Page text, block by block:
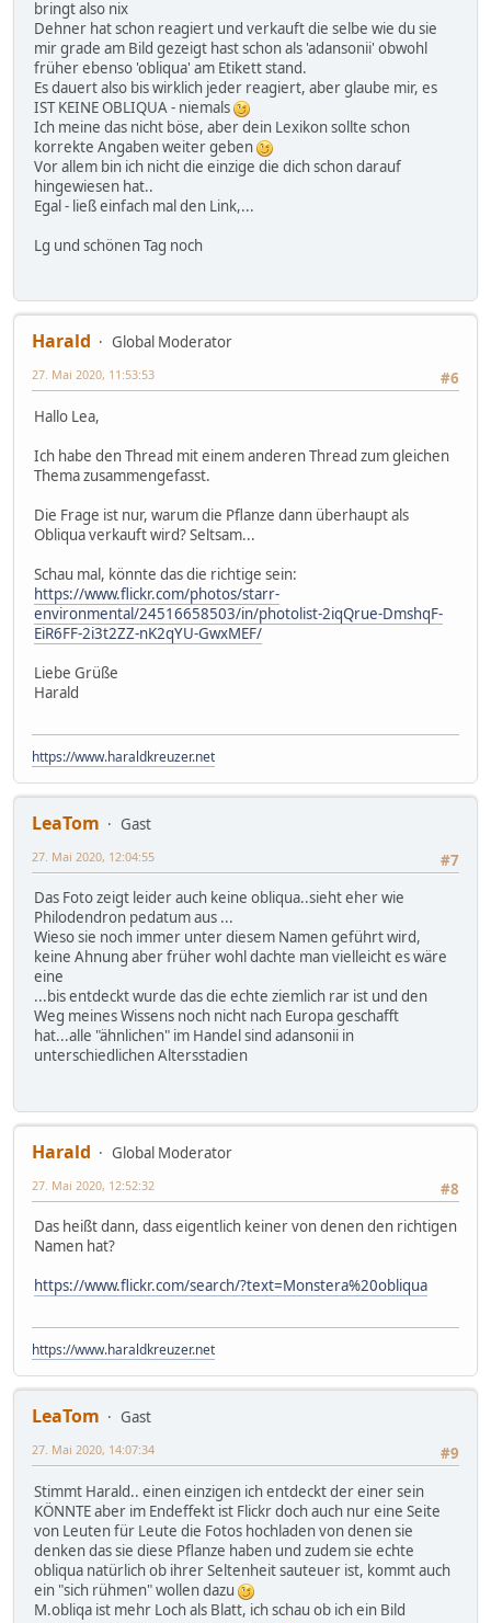
bringt also nix
Dehner hat schon reagiert und verkauft die selbe wie du sie
mir grade am Bild gezeigt hast schon als 'adansonii' obwohl
früher ebenso 'obliqua' am Etikett stand.
Es dauert also bis wirklich jeder reagiert, aber glaube mir, es
IST KEINE OBLIQUA - niemals
Ich meine das nicht böse, aber dein Lexikon sollte schon
korrekte Angaben weiter geben
Vor allem bin ich nicht die einzige die dich schon darauf
hingewiesen hat..
Egal - ließ einfach mal den Link,...
Lg und schönen Tag noch
Harald
Global Moderator
#6
27. Mai 2020, 11:53:53
Hallo Lea,
Ich habe den Thread mit einem anderen Thread zum gleichen
Thema zusammengefasst.
Die Frage ist nur, warum die Pflanze dann überhaupt als
Obliqua verkauft wird? Seltsam...
Schau mal, könnte das die richtige sein:
https://www.flickr.com/photos/starr-
environmental/24516658503/in/photolist-2iqQrue-DmshqF-
EiR6FF-2i3t2ZZ-nK2qYU-GwxMEF/
Liebe Grüße
Harald
https://www.haraldkreuzer.net
LeaTom
Gast
#7
27. Mai 2020, 12:04:55
Das Foto zeigt leider auch keine obliqua..sieht eher wie
Philodendron pedatum aus ...
Wieso sie noch immer unter diesem Namen geführt wird,
keine Ahnung aber früher wohl dachte man vielleicht es wäre
eine
...bis entdeckt wurde das die echte ziemlich rar ist und den
Weg meines Wissens noch nicht nach Europa geschafft
hat...alle "ähnlichen" im Handel sind adansonii in
unterschiedlichen Altersstadien
Harald
Global Moderator
#8
27. Mai 2020, 12:52:32
Das heißt dann, dass eigentlich keiner von denen den richtigen
Namen hat?
https://www.flickr.com/search/?text=Monstera%20obliqua
https://www.haraldkreuzer.net
LeaTom
Gast
#9
27. Mai 2020, 14:07:34
Stimmt Harald.. einen einzigen ich entdeckt der einer sein
KÖNNTE aber im Endeffekt ist Flickr doch auch nur eine Seite
von Leuten für Leute die Fotos hochladen von denen sie
denken das sie diese Pflanze haben und zudem sie echte
obliqua natürlich ob ihrer Seltenheit sauteuer ist, kommt auch
ein "sich rühmen" wollen dazu
M.obliqa ist mehr Loch als Blatt, ich schau ob ich ein Bild